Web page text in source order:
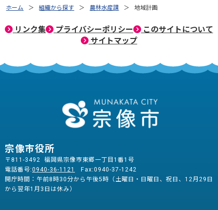
ホーム 組織から探す 農林水産課 地域計画
リンク集 プライバシーポリシー
このサイトについて
サイトマップ
宗像市役所
〒811-3492 福岡県宗像市東郷一丁目1番1号
電話番号:0940-36-1121
Fax:0940-37-1242
開庁時間：午前8時30分から午後5時（土曜日・日曜日、祝日、12月29日
から翌年1月3日は休み）